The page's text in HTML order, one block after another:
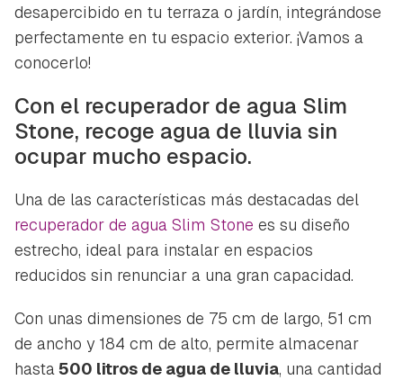
desapercibido en tu terraza o jardín, integrándose
perfectamente en tu espacio exterior. ¡Vamos a
conocerlo!
Con el recuperador de agua Slim
Stone, recoge agua de lluvia sin
ocupar mucho espacio.
Una de las características más destacadas del
recuperador de agua Slim Stone es su diseño
estrecho, ideal para instalar en espacios
reducidos sin renunciar a una gran capacidad.
Con unas dimensiones de 75 cm de largo, 51 cm
de ancho y 184 cm de alto, permite almacenar
hasta500 litros de agua de lluvia, una cantidad